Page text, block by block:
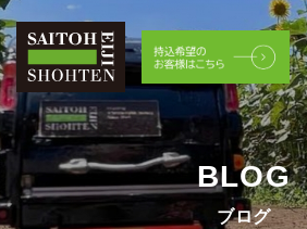
BLOG
ブログ